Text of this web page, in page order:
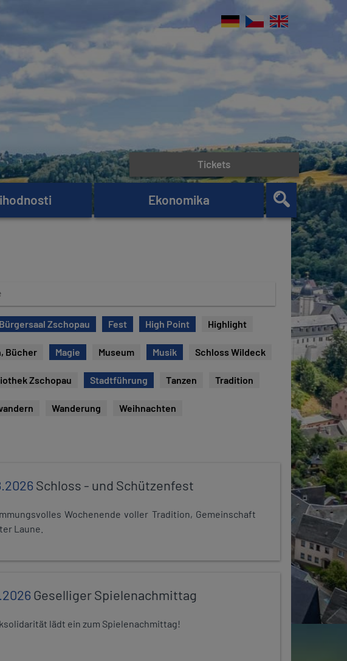
Ekonomika
Tickets
Bürgersaal Zschopau Fest High Point Highlight
Bücher Magie Museum Musik Schloss Wildeck
Zschopau Stadtführung Tanzen Tradition
Wanderung Weihnachten
Schloss - und Schützenfest
Wochenende voller Tradition, Gemeinschaft
Laune.
Geselliger Spielenachmittag
lädt ein zum Spielenachmittag!